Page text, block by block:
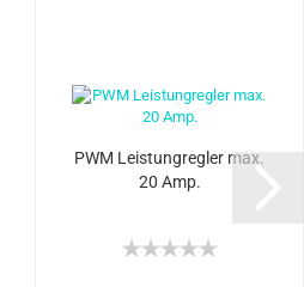
PWM Leistungregler max.
20 Amp.